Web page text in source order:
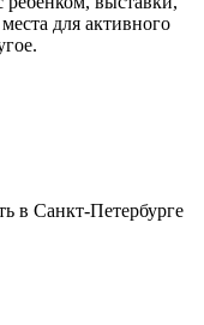
для активного
в Санкт-Петербурге